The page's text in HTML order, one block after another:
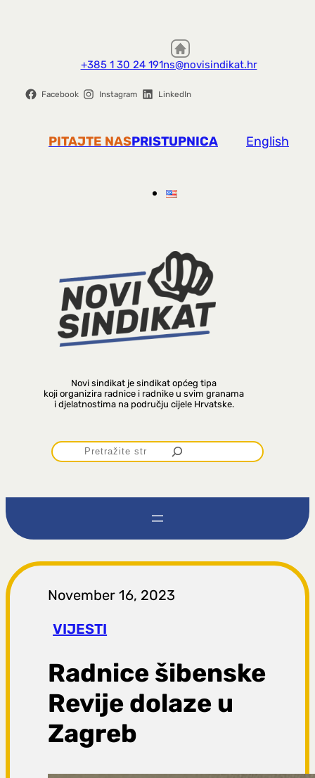
+385 1 30 24 191ns@novisindikat.hr
Facebook Instagram LinkedIn
PITAJTE NASPRISTUPNICA English
Novi sindikat je sindikat općeg tipa
koji organizira radnice i radnike u svim granama
i djelatnostima na području cijele Hrvatske.
P
r
t
r
a
g
a
November 16, 2023
VIJESTI
Radnice šibenske
Revije dolaze u
Zagreb